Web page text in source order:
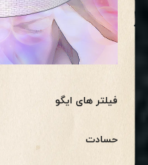
فیلتر های ایگو
حسادت